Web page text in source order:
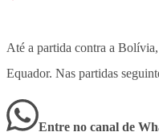
Até a partida contra a
Equador. Nas partidas
Entre no canal de